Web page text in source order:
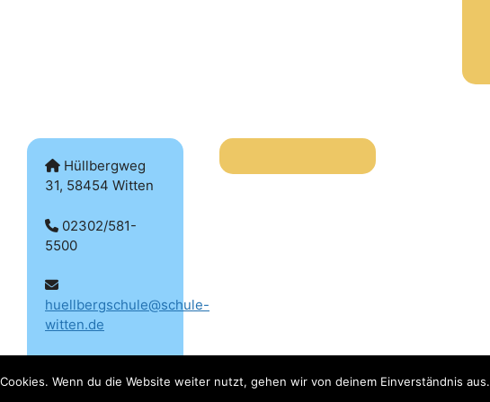
Hüllbergweg
31, 58454 Witten
02302/581-
5500
huellbergschule@schule-
witten.de
Wenn du die Website weiter nutzt, gehen wir von deinem Einverständnis aus.